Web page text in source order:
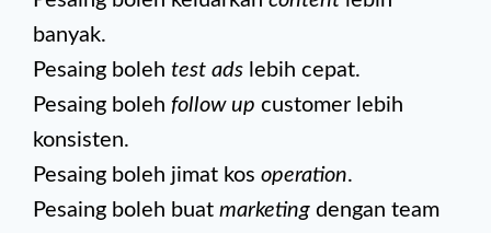
banyak.
Pesaing boleh test ads lebih cepat.
Pesaing boleh follow up customer lebih
konsisten.
Pesaing boleh jimat kos operation.
Pesaing boleh buat marketing dengan team